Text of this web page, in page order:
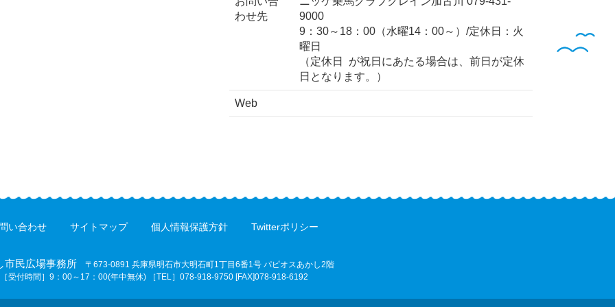
わせ先
9000
9：30～18：00（水曜14：00～）/定休日：火
曜日
（定休日 が祝日にあたる場合は、前日が定休
日となります。）
Web
い合わせ サイトマップ 個人情報保護方針 Twitterポリシー
市民広場事務所 〒673-0891 兵庫県明石市大明石町1丁目6番1号 パピオスあかし2階
［受付時間］9：00～17：00(年中無休) ［TEL］078-918-9750 [FAX]078-918-6192